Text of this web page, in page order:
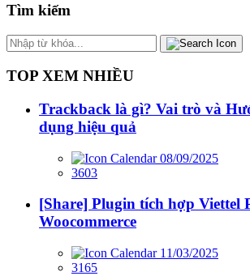
Tìm kiếm
TOP XEM NHIỀU
Trackback là gì? Vai trò và
dụng hiệu quả
08/09/2025
3603
[Share] Plugin tích hợp Viettel
Woocommerce
11/03/2025
3165